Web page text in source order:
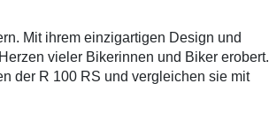
Mit ihrem einzigartigen Design und
vieler Bikerinnen und Biker erobert.
der R 100 RS und vergleichen sie mit